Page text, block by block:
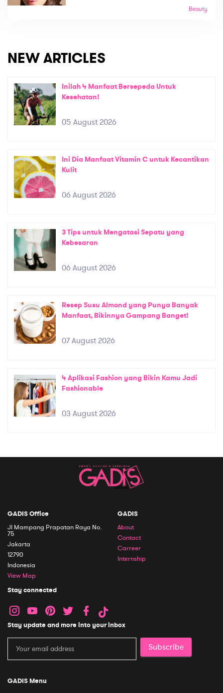
Beauty
NEW ARTICLES
Inilah 4 Manfaat Bersepeda Untuk
Kesehatan!
05 August 2026
Ini Dia Manfaat Vitamin C untuk Kecantikan
Kulit
06 August 2026
3 Tips untuk Mengatasi Sepatu yang
Kebesaran
06 August 2026
Resep Susu Almond yang Punya Banyak
Manfaat, Bikinnya Gampang Banget!
07 August 2026
4 Aplikasi Fashion yang Bikin Kamu Jadi
Fashionable
03 August 2026
GADIS Office
Jl Mampang Prapatan Raya No.
75
Jakarta
12790
Indonesia
View Map
GADIS
About
Contact
Carreer
Internship
Stay connected
Stay update and more into your inbox
Subscribe
GADIS Menu